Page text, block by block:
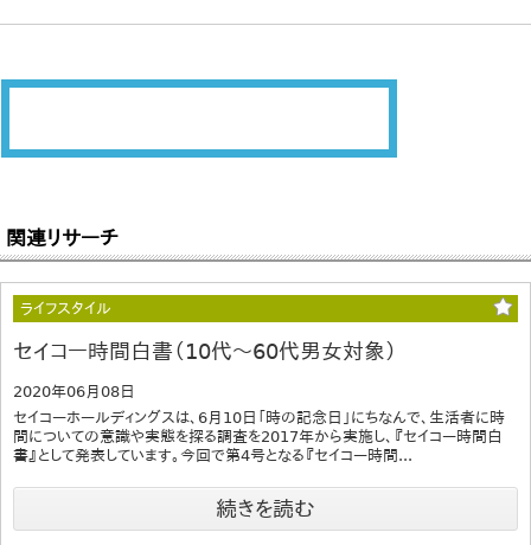
関連リサーチ
ライフスタイル
セイコー時間白書（10代～60代男女対象）
2020年06月08日
セイコーホールディングスは、6月10日「時の記念日」にちなんで、生活者に時
間についての意識や実態を探る調査を2017年から実施し、『セイコー時間白
書』として発表しています。今回で第4号となる『セイコー時間...
続きを読む